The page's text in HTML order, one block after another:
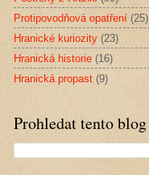
Protipovodňová opatření (25)
Hranické kuriozity (23)
Hranická historie (16)
Hranická propast (9)
Prohledat tento blog